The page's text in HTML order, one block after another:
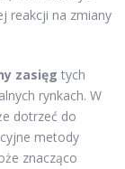
reakcji na zmiany
zasięg tych
rynkach. W
dotrzeć do
metody
znacząco